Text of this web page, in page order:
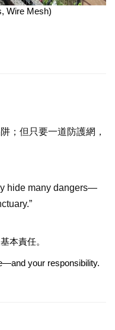
Wire Mesh)
；但只要一道防護網，
hide many dangers—
本責任。
your responsibility.